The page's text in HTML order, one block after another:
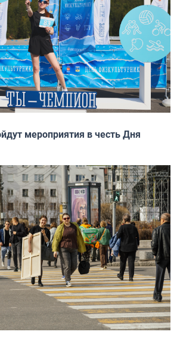
мероприятия в честь Дня